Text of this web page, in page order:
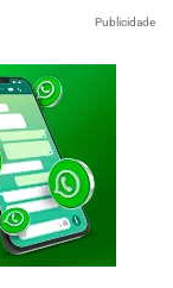
Publicidade